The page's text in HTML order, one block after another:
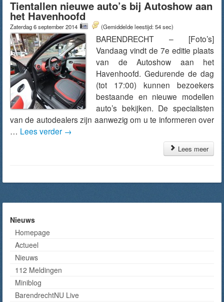
Tientallen nieuwe auto’s bij Autoshow aan
het Havenhoofd
Zaterdag 6 september 2014 (Gemiddelde leestijd: 54 sec)
BARENDRECHT – [Foto’s]
Vandaag vindt de 7e editie plaats
van de Autoshow aan het
Havenhoofd. Gedurende de dag
(tot 17:00) kunnen bezoekers
bestaande en nieuwe modellen
auto’s bekijken. De specialisten
van de autodealers zijn aanwezig om u te informeren over
… Lees verder →
Lees meer
Nieuws
Homepage
Actueel
Nieuws
112 Meldingen
Miniblog
BarendrechtNU Live